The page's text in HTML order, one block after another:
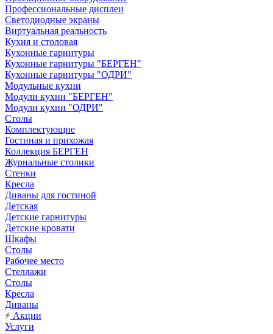
Профессиональные дисплеи
Светодиодные экраны
Виртуальная реальность
Кухня и столовая
Кухонные гарнитуры
Кухонные гарнитуры "БЕРГЕН"
Кухонные гарнитуры "ОДРИ"
Модульные кухни
Модули кухни "БЕРГЕН"
Модули кухни "ОДРИ"
Столы
Комплектующие
Гостиная и прихожая
Коллекция БЕРГЕН
Журнальные столики
Стенки
Кресла
Диваны для гостиной
Детская
Детские гарнитуры
Детские кровати
Шкафы
Столы
Рабочее место
Стеллажи
Столы
Кресла
Диваны
Акции
Услуги